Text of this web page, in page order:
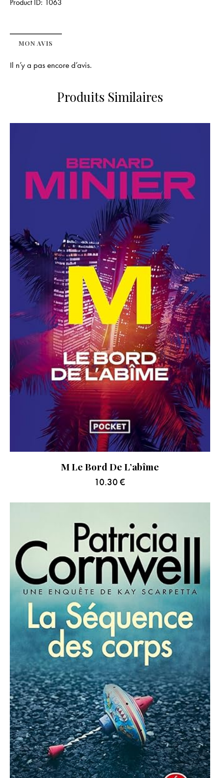
Product ID: 1063
MON AVIS
Il n’y a pas encore d’avis.
Produits Similaires
M Le Bord De L’abîme
10.30 €